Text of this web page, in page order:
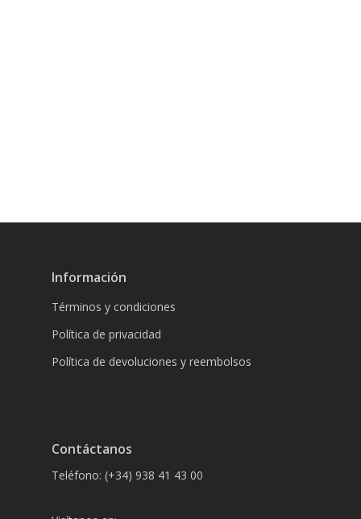
Información
Términos y condiciones
Política de privacidad
Política de devoluciones y reembolsos
Contáctanos
Teléfono: (+34) 938 41 43 00